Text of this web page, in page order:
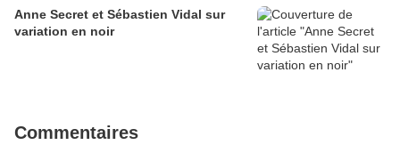
Anne Secret et Sébastien Vidal sur
variation en noir
Commentaires